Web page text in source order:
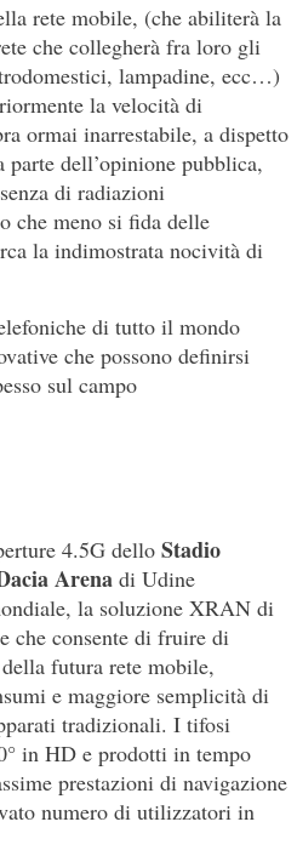
rete mobile, (che abiliterà la
che collegherà fra loro gli
lampadine, ecc…)
la velocità di
ormai inarrestabile, a dispetto
dell’opinione pubblica,
di radiazioni
che meno si fida delle
la indimostrata nocività di
di tutto il mondo
che possono definirsi
sul campo
4.5G delloStadio
Arenadi Udine
la soluzione XRAN di
che consente di fruire di
futura rete mobile,
e maggiore semplicità di
tradizionali. I tifosi
in HD e prodotti in tempo
prestazioni di navigazione
numero di utilizzatori in